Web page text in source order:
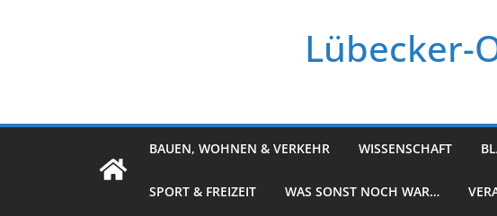
Lübecker-
BAUEN, WOHNEN & VERKEHR WISSENSCHAFT
SPORT & FREIZEIT WAS SONST NOCH WAR…